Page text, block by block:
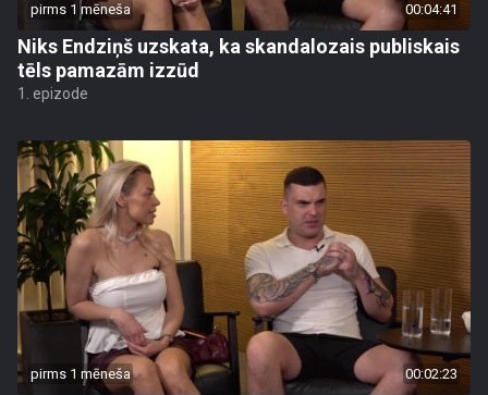
pirms 1 mēneša 00:04:41
Niks Endziņš uzskata, ka skandalozais publiskais
tēls pamazām izzūd
1. epizode
pirms 1 mēneša 00:02:23